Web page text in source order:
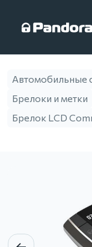
Автомобильные
Брелоки и метки
Брелок LCD